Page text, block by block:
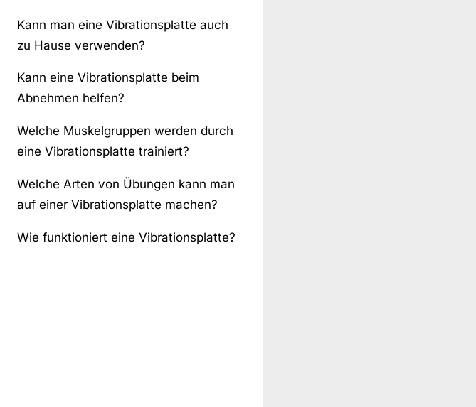
Kann man eine Vibrationsplatte auch
zu Hause verwenden?
Kann eine Vibrationsplatte beim
Abnehmen helfen?
Welche Muskelgruppen werden durch
eine Vibrationsplatte trainiert?
Welche Arten von Übungen kann man
auf einer Vibrationsplatte machen?
Wie funktioniert eine Vibrationsplatte?